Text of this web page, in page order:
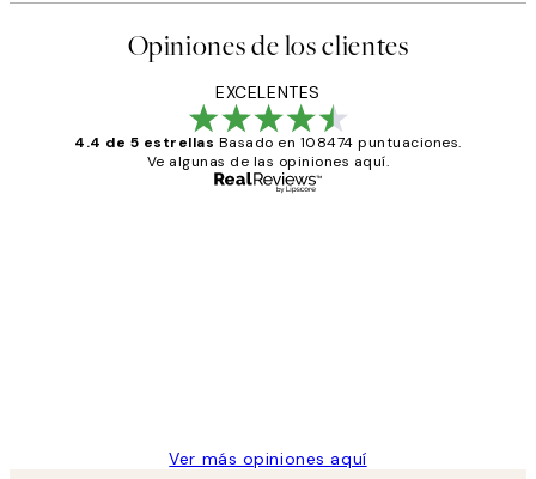
Opiniones de los clientes
EXCELENTES
4.4 de 5 estrellas Basado en 108474 puntuaciones.
Ve algunas de las opiniones aquí.
Ver más opiniones aquí